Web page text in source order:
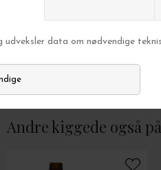
New Mags
Mummum Airfryer
DKK 329,00
Andre kiggede også på